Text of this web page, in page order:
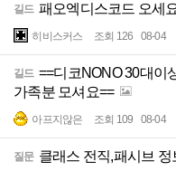
길드 패오엑디스코드 오세
히비스커스 조회 126 08-04
길드 ==디코NONO 30대이
가족분 모셔요==
아프지않은 조회 109 08-04
질문 클래스 전직,패시브